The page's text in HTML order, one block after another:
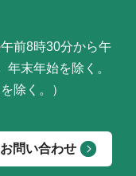
前8時30分から午
年末年始を除く。
除く。）
お問い合わせ